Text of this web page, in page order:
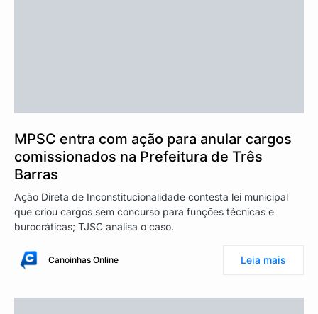
MPSC entra com ação para anular cargos
comissionados na Prefeitura de Três
Barras
Ação Direta de Inconstitucionalidade contesta lei municipal
que criou cargos sem concurso para funções técnicas e
burocráticas; TJSC analisa o caso.
Canoinhas Online Leia mais